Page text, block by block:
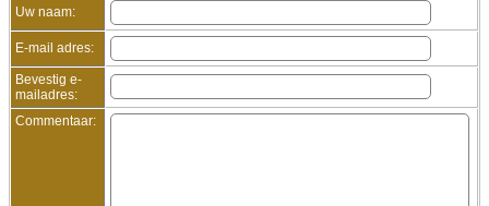
Uw naam:
E-mail adres:
Bevestig e-
mailadres:
Commentaar: